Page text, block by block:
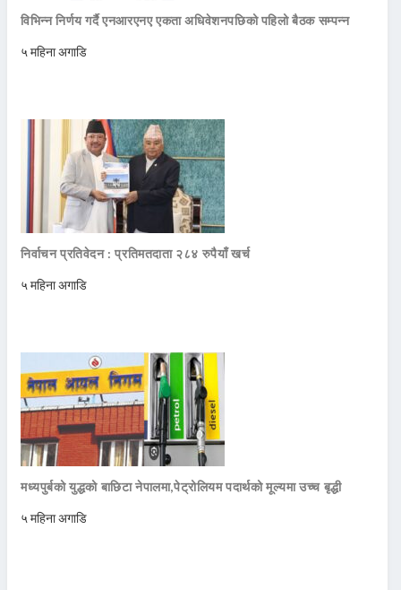
विभिन्न निर्णय गर्दै एनआरएनए एकता अधिवेशनपछिको पहिलो बैठक सम्पन्न
५ महिना अगाडि
निर्वाचन प्रतिवेदन : प्रतिमतदाता २८४ रुपैयाँ खर्च
५ महिना अगाडि
मध्यपुर्बको युद्धको बाछिटा नेपालमा,पेट्रोलियम पदार्थको मूल्यमा उच्च बृद्धी
५ महिना अगाडि